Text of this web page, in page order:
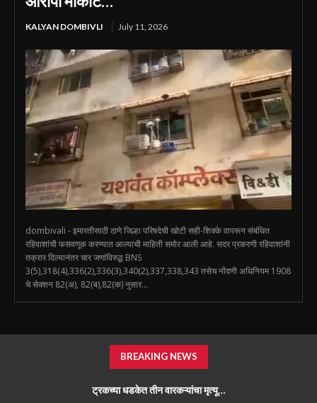
KALYAN DOMBIVLI July 11, 2026
dombivali - इमारतीसाठी ठाणे जिल्हा परिषदेची खोटी सही-शिक्के वापरून संबंधित
रहिवाशांची फसवणूक करण्यात आल्याची माहिती समोर आली आहे. सदर प्रकरणी रहिवाशांनी
तक्रार दिल्यानंतर चार जणांविरुद्ध BNS
3(5),318(4),336(2),336(3),340(2),337,338,343 तसेच नोंदणी अधिनियम 1908
चे सेक्शन 82(अ), 82(ब),82(क) नुसार...
BREAKING NEWS
ठाणे जिल्हा परिषदेची खोटी सही-शिक्के वापरून फसवणूक; मानपाडा पोलीस ठाण्यात गुन्हा